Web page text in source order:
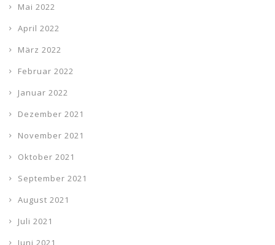
Mai 2022
April 2022
März 2022
Februar 2022
Januar 2022
Dezember 2021
November 2021
Oktober 2021
September 2021
August 2021
Juli 2021
Juni 2021